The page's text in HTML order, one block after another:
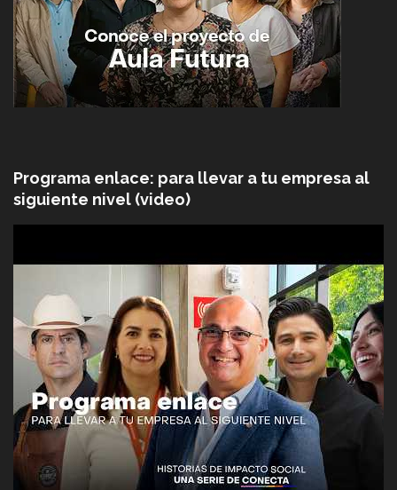
Programa enlace: para llevar a tu empresa al
siguiente nivel (video)